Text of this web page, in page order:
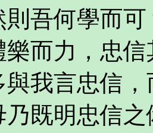
吾何學而可
而力，忠
我言忠信
既明忠信